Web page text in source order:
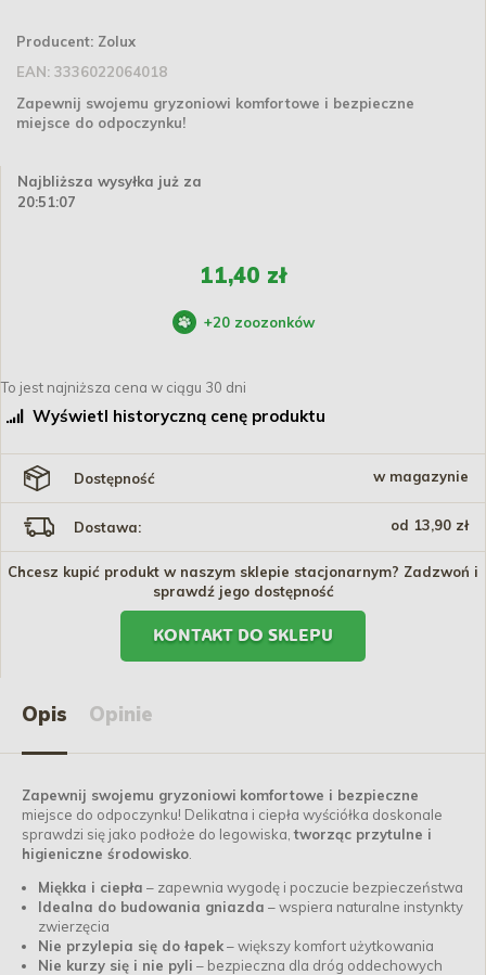
Producent: Zolux
EAN: 3336022064018
Zapewnij swojemu gryzoniowi komfortowe i bezpieczne
miejsce do odpoczynku!
Najbliższa wysyłka już za
20:51:07
11,40 zł
+20 zoozonków
To jest najniższa cena w ciągu 30 dni
Wyświetl historyczną cenę produktu
Dostępność w magazynie
Dostawa: od 13,90 zł
Chcesz kupić produkt w naszym sklepie stacjonarnym? Zadzwoń i
sprawdź jego dostępność
KONTAKT DO SKLEPU
Opis Opinie
Zapewnij swojemu gryzoniowi komfortowe i bezpieczne
miejsce do odpoczynku! Delikatna i ciepła wyściółka doskonale
sprawdzi się jako podłoże do legowiska,tworząc przytulne i
higieniczne środowisko
Miękka i ciepła – zapewnia wygodę i poczucie bezpieczeństwa
Idealna do budowania gniazda – wspiera naturalne instynkty
zwierzęcia
Nie przylepia się do łapek– większy komfort użytkowania
Nie kurzy się i nie pyli – bezpieczna dla dróg oddechowych